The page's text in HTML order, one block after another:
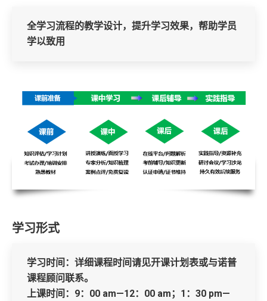
全学习流程的教学设计，提升学习效果，帮助学员
学以致用
学习形式
学习时间：详细课程时间请见开课计划表或与诺普
课程顾问联系。
上课时间：9：00 am—12：00 am；1：30 pm—